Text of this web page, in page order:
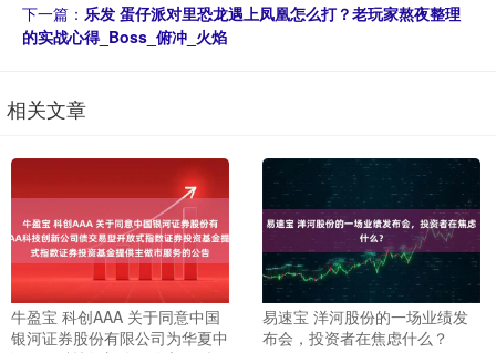
下一篇： 乐发 蛋仔派对里恐龙遇上凤凰怎么打？老玩家熬夜整理
的实战心得_Boss_俯冲_火焰
相关文章
牛盈宝 科创AAA 关于同意中国
银河证券股份有限公司为华夏中
易速宝 洋河股份的一场业绩发
布会，投资者在焦虑什么？